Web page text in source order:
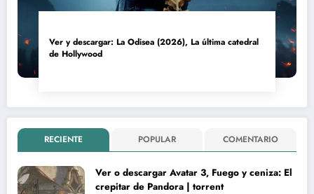
Ver y descargar: La Odisea (2026), La última catedral
de Hollywood
RECIENTE POPULAR COMENTARIO
Ver o descargar Avatar 3, Fuego y ceniza: El
crepitar de Pandora | torrent